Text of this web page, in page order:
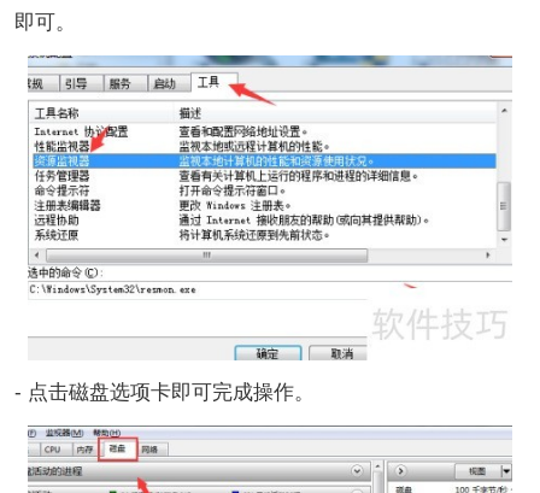
即可。
- 点击磁盘选项卡即可完成操作。